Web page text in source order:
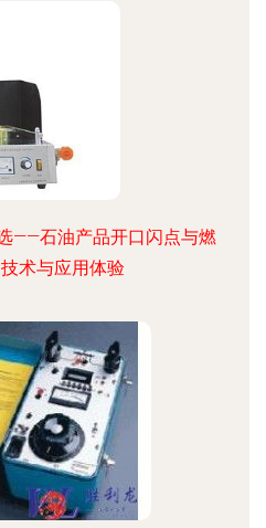
——石油产品开口闪点与燃
术与应用体验